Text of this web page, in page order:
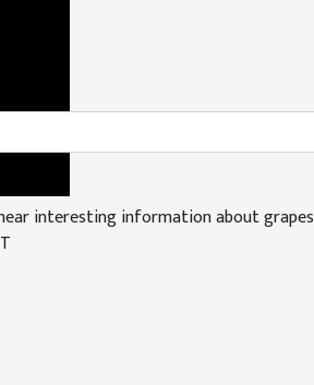
interesting information about grapes